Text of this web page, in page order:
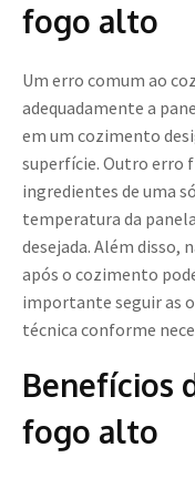
fogo alto
Um erro comum ao
adequadamente a
em um cozimento
superfície. Outro erro
ingredientes de uma
temperatura da
desejada. Além disso,
após o cozimento
importante seguir as
técnica conforme
Benefícios
fogo alto